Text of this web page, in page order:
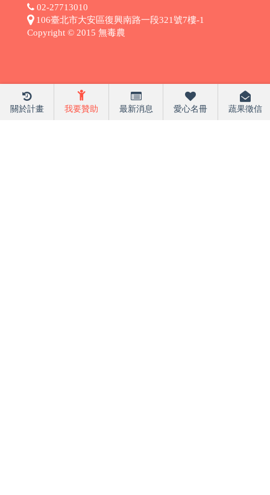
關於計畫 我要贊助 最新消息 愛心名冊 蔬果徵信
02-27713010
106臺北市大安區復興南路一段321號7樓-1
Copyright © 2015 無毒農